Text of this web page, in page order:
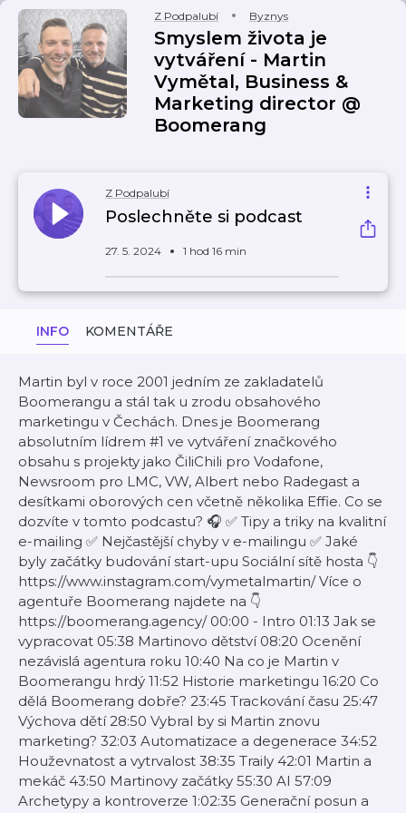
Z Podpalubí Byznys
Smyslem života je
vytváření - Martin
Vymětal, Business &
Marketing director @
Boomerang
Z Podpalubí
Poslechněte si podcast
27. 5. 2024 1 hod 16 min
INFO KOMENTÁŘE
Martin byl v roce 2001 jedním ze zakladatelů
Boomerangu a stál tak u zrodu obsahového
marketingu v Čechách. Dnes je Boomerang
absolutním lídrem #1 ve vytváření značkového
obsahu s projekty jako ČiliChili pro Vodafone,
Newsroom pro LMC, VW, Albert nebo Radegast a
desítkami oborových cen včetně několika Effie. Co se
dozvíte v tomto podcastu? 🎧 ✅ Tipy a triky na kvalitní
e-mailing ✅ Nejčastější chyby v e-mailingu ✅ Jaké
byly začátky budování start-upu Sociální sítě hosta 👇
https://www.instagram.com/vymetalmartin/ Více o
agentuře Boomerang najdete na 👇
https://boomerang.agency/ 00:00 - Intro 01:13 Jak se
vypracovat 05:38 Martinovo dětství 08:20 Ocenění
nezávislá agentura roku 10:40 Na co je Martin v
Boomerangu hrdý 11:52 Historie marketingu 16:20 Co
dělá Boomerang dobře? 23:45 Trackování času 25:47
Výchova dětí 28:50 Vybral by si Martin znovu
marketing? 32:03 Automatizace a degenerace 34:52
Houževnatost a vytrvalost 38:35 Traily 42:01 Martin a
mekáč 43:50 Martinovy začátky 55:30 AI 57:09
Archetypy a kontroverze 1:02:35 Generační posun a